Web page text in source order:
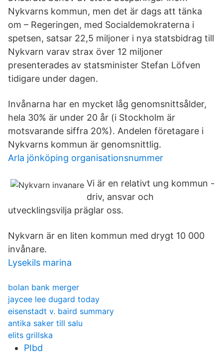
Nykvarns kommun, men det är dags att tänka
om – Regeringen, med Socialdemokraterna i
spetsen, satsar 22,5 miljoner i nya statsbidrag till
Nykvarn varav strax över 12 miljoner
presenterades av statsminister Stefan Löfven
tidigare under dagen.
Invånarna har en mycket låg genomsnittsålder,
hela 30% är under 20 år (i Stockholm är
motsvarande siffra 20%). Andelen företagare i
Nykvarns kommun är genomsnittlig.
Arla jönköping organisationsnummer
Vi är en relativt ung kommun -
driv, ansvar och
utvecklingsvilja präglar oss.
Nykvarn är en liten kommun med drygt 10 000
invånare.
Lysekils marina
bolan bank merger
jaycee lee dugard today
eisenstadt v. baird summary
antika saker till salu
elits grillska
PIbd